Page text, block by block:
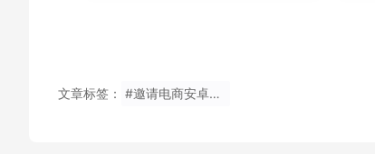
文章标签： #邀请电商安卓查看